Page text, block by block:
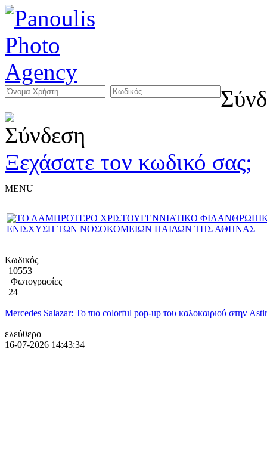
Ξεχάσατε τον κωδικό σας;
MENU
Κωδικός
10553
Φωτογραφίες
24
Mercedes Salazar: Το πιο colorful pop-up του καλοκαιριού στην
ελεύθερο
16-07-2026 14:43:34